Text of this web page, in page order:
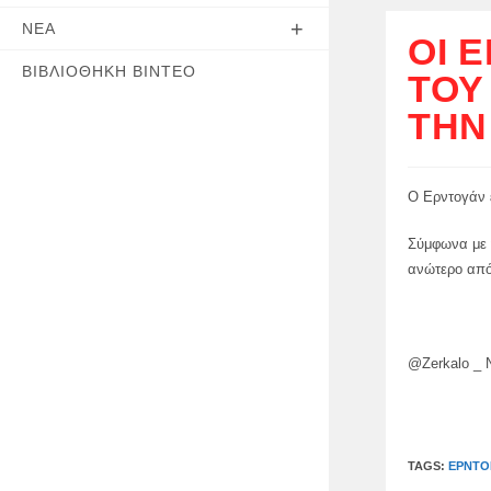
ΝΈΑ
ΒΙΒΛΙΟΘΉΚΗ ΒΊΝΤΕΟ
ΟΙ
Ο Ερντογάν
Σύμφωνα με
ανώτερο
@Zerkalo _
TAGS: